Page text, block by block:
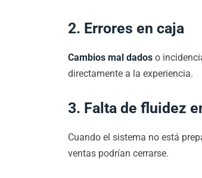
2. Errores en caja
Cambios mal dados o
directamente a la experiencia.
3. Falta de fluidez
Cuando el sistema no está
ventas podrían cerrarse.